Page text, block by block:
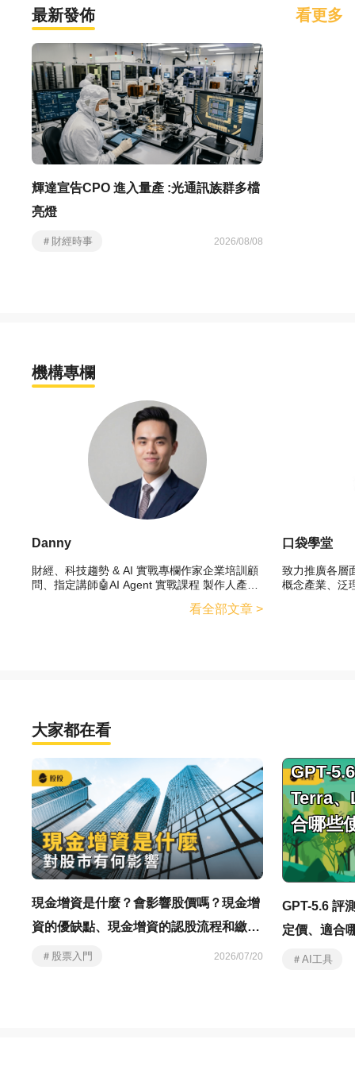
電子紙概念股有哪些？電子紙是什
麼、應用、供應鏈與台股受惠股一
次看懂
8
蘋果供應鏈概念股有哪些？客製
ASIC、AI 與台股供應鏈一次看
倉、持倉、強制平倉又是什麼意
思？-股票入門
AI 瀏覽器助理安全嗎？AI agent
12
現金增資是什麼？會影響股價嗎？
現金增資的優缺點、現金增資的認
股流程和繳款方式
AI 可能默默把密碼外傳了！自動
化「3」條線守住用戶資料隱私
agent 到工作流程平台
15
聯電（2303）公司介紹！ 配息、
股價、概念股與長期投資一次看懂
最新發佈 看更多
輝達宣告CPO 進入量產 :光通訊族群多檔
亮燈
＃財經時事 2026/08/08
機構專欄
Danny
財經、科技趨勢 & AI 實戰專欄作家企業培訓顧
問、指定講師🤖AI Agent 實戰課程 製作人產品
看全部文章 >
口袋學堂
致力推廣各層
概念產業、泛
大家都在看
現金增資是什麼？會影響股價嗎？現金增
資的優缺點、現金增資的認股流程和繳款
方式
＃股票入門 2026/07/20
GPT-
Terra
合哪些
GPT-5.6 評
定價、適合
＃AI工具